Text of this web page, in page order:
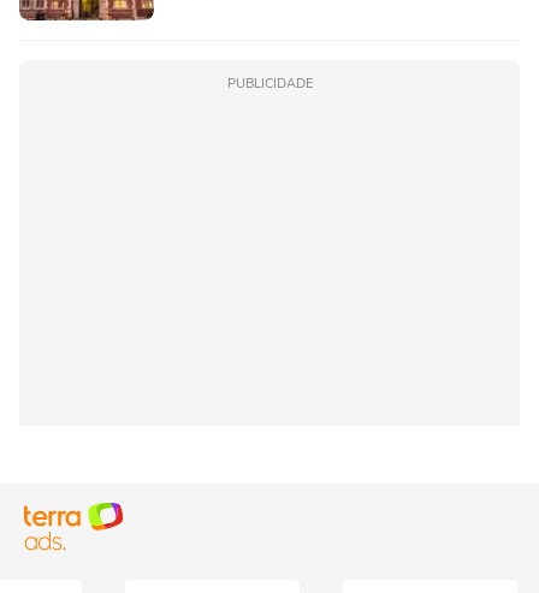
PUBLICIDADE